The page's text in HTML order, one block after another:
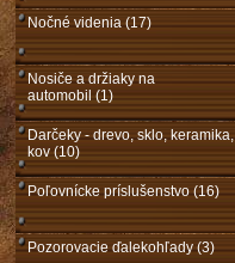
Nočné videnia (17)
Nosiče a držiaky na
automobil (1)
Darčeky - drevo, sklo, keramika,
kov (10)
Poľovnícke príslušenstvo (16)
Pozorovacie ďalekohľady (3)